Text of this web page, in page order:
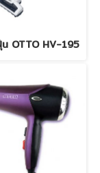
OTTO HV-195